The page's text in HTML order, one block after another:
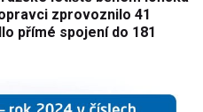
zprovoznilo 41
přímé spojení do 181